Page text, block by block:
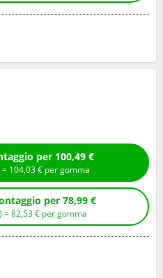
Compra con montaggio per 100,49 €
) = 104,03€ per gomma
Compra senza montaggio per 78,99 €
) =82,53 € per gomma